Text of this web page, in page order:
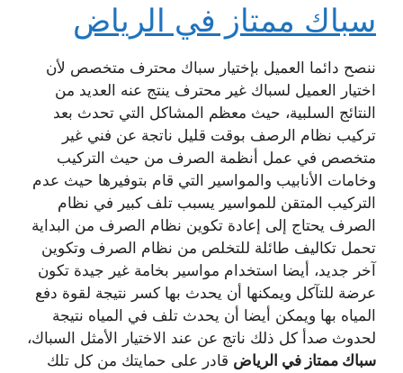
سباك ممتاز في الرياض
ننصح دائما العميل بإختيار سباك محترف متخصص لأن
اختيار العميل لسباك غير محترف ينتج عنه العديد من
النتائج السلبية، حيث معظم المشاكل التي تحدث بعد
تركيب نظام الرصف بوقت قليل ناتجة عن فني غير
متخصص في عمل أنظمة الصرف من حيث التركيب
وخامات الأنابيب والمواسير التي قام بتوفيرها حيث عدم
التركيب المتقن للمواسير يسبب تلف كبير في نظام
الصرف يحتاج إلى إعادة تكوين نظام الصرف من البداية
تحمل تكاليف طائلة للتخلص من نظام الصرف وتكوين
آخر جديد، أيضا استخدام مواسير بخامة غير جيدة تكون
عرضة للتآكل ويمكنها أن يحدث بها كسر نتيجة لقوة دفع
المياه بها ويمكن أيضا أن يحدث تلف في المياه نتيجة
لحدوث صدأ كل ذلك ناتج عن عند الاختيار الأمثل السباك،
سباك ممتاز في الرياض قادر على حمايتك من كل تلك